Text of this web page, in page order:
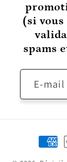
(si vous
spams
E-mail
de